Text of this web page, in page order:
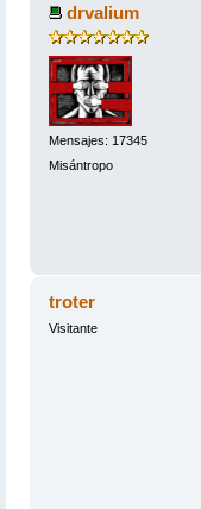
drvalium
Mensajes: 17345
Misántropo
troter
Visitante